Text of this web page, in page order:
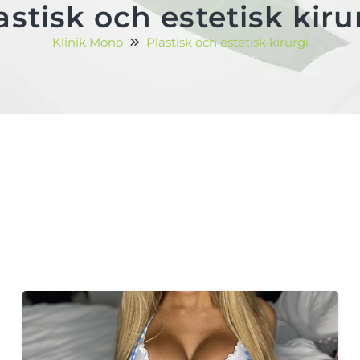
och estetisk
Klinik Mono Plastisk och estetisk kirurgi